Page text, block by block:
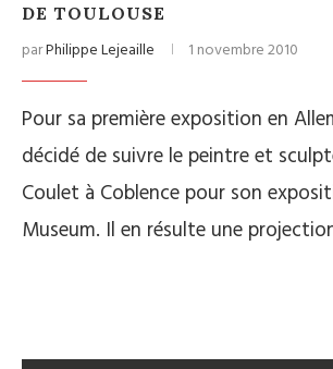
DE TOULOUSE
parPhilippe Lejeaille 1 novembre 2010
Pour sa première exposition en
décidé de suivre le peintre et
Coulet à Coblence pour son
Museum. Il en résulte une